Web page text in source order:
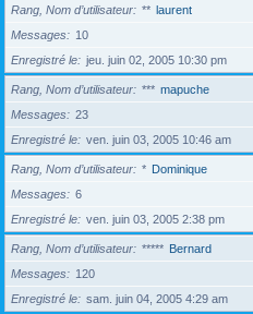
Rang, Nom d’utilisateur ** laurent
Messages
10
Enregistré le
jeu. juin 02, 2005 10:30 pm
Rang, Nom d’utilisateur *** mapuche
Messages
23
Enregistré le
ven. juin 03, 2005 10:46 am
Rang, Nom d’utilisateur * Dominique
Messages
6
Enregistré le
ven. juin 03, 2005 2:38 pm
Rang, Nom d’utilisateur ***** Bernard
Messages
120
Enregistré le
sam. juin 04, 2005 4:29 am